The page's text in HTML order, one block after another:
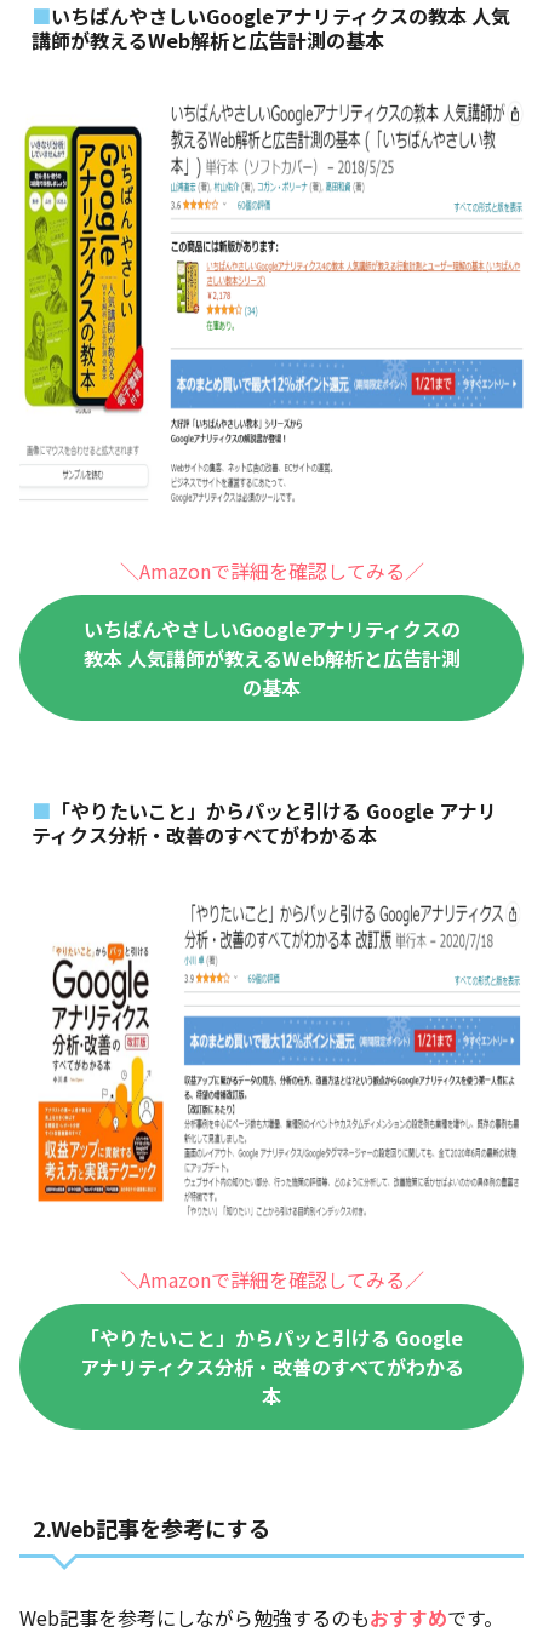
いちばんやさしいGoogleアナリティクスの教本 人気
講師が教えるWeb解析と広告計測の基本
＼Amazonで詳細を確認してみる／
いちばんやさしいGoogleアナリティクスの
教本 人気講師が教えるWeb解析と広告計測
の基本
「やりたいこと」からパッと引ける Google アナリ
ティクス分析・改善のすべてがわかる本
＼Amazonで詳細を確認してみる／
「やりたいこと」からパッと引ける Google
アナリティクス分析・改善のすべてがわかる
本
2.Web記事を参考にする
Web記事を参考にしながら勉強するのもおすすめです。